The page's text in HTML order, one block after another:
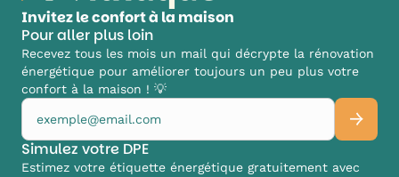
Invitez le confort à la maison
Pour aller plus loin
Recevez tous les mois un mail qui décrypte la rénovation
énergétique pour améliorer toujours un peu plus votre
confort à la maison ! 💡
Simulez votre DPE
Estimez votre étiquette énergétique gratuitement avec